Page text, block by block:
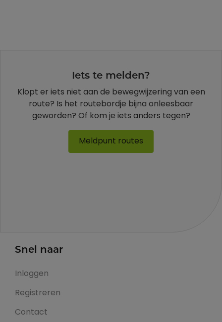
Iets te melden?
Klopt er iets niet aan de bewegwijzering van een
route? Is het routebordje bijna onleesbaar
geworden? Of kom je iets anders tegen?
Meldpunt routes
Snel naar
Inloggen
Registreren
Contact